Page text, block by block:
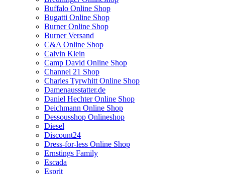
Buffalo Online Shop
Bugatti Online Shop
Burner Online Shop
Burner Versand
C&A Online Shop
Calvin Klein
Camp David Online Shop
Channel 21 Shop
Charles Tyrwhitt Online Shop
Damenausstatter.de
Daniel Hechter Online Shop
Deichmann Online Shop
Dessousshop Onlineshop
Diesel
Discount24
Dress-for-less Online Shop
Ernstings Family
Escada
Esprit